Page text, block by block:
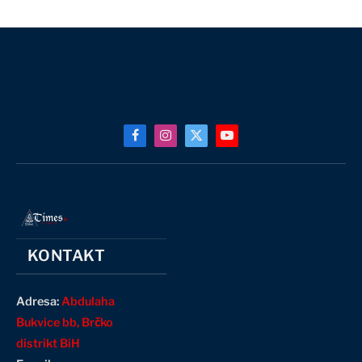
FacebookInstagram
X
YouTube
KONTAKT
Adresa: Abdulaha
Bukvice bb, Brčko
distrikt BiH